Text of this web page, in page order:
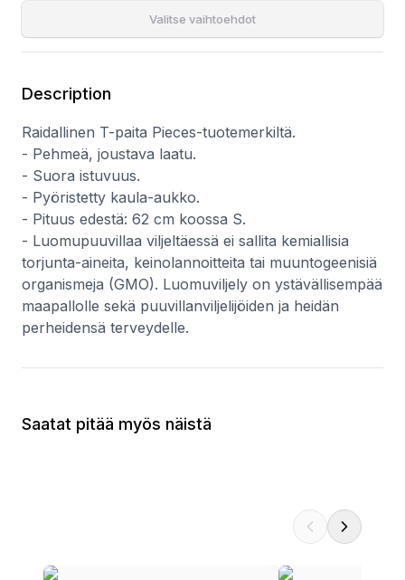
Valitse vaihtoehdot
Description
Raidallinen T-paita Pieces-tuotemerkiltä.
- Pehmeä, joustava laatu.
- Suora istuvuus.
- Pyöristetty kaula-aukko.
- Pituus edestä: 62 cm koossa S.
- Luomupuuvillaa viljeltäessä ei sallita kemiallisia
torjunta-aineita, keinolannoitteita tai muuntogeenisiä
organismeja (GMO). Luomuviljely on ystävällisempää
maapallolle sekä puuvillanviljelijöiden ja heidän
perheidensä terveydelle.
Saatat pitää myös näistä